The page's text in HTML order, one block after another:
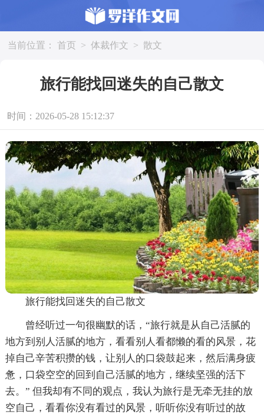
当前位置： 首页 > 体裁作文 > 散文
旅行能找回迷失的自己散文
时间：2026-05-28 15:12:37
旅行能找回迷失的自己散文
曾经听过一句很幽默的话，“旅行就是从自己活腻的
地方到别人活腻的地方，看看别人看都懒的看的风景，花
掉自己辛苦积攒的钱，让别人的口袋鼓起来，然后满身疲
惫，口袋空空的回到自己活腻的地方，继续坚强的活下
去。” 但我却有不同的观点，我认为旅行是无牵无挂的放
空自己，看看你没有看过的风景，听听你没有听过的故